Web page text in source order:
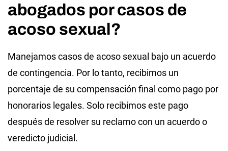
abogados por casos de
acoso sexual?
Manejamos casos de acoso sexual bajo un acuerdo
de contingencia. Por lo tanto, recibimos un
porcentaje de su compensación final como pago por
honorarios legales. Solo recibimos este pago
después de resolver su reclamo con un acuerdo o
veredicto judicial.